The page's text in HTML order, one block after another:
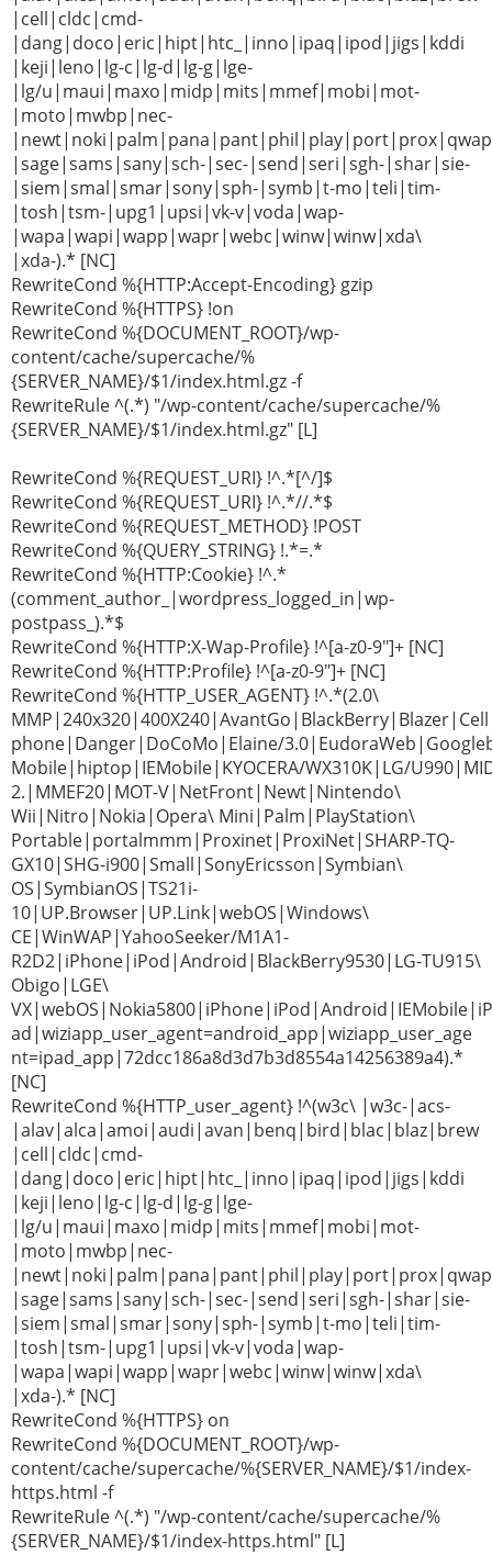
|cell|cldc|cmd-
|dang|doco|eric|hipt|htc_|inno|ipaq|ipod|jigs|kddi
|keji|leno|lg-c|lg-d|lg-g|lge-
|lg/u|maui|maxo|midp|mits|mmef|mobi|mot-
|moto|mwbp|nec-
|newt|noki|palm|pana|pant|phil|play|port|prox|qwap
|sage|sams|sany|sch-|sec-|send|seri|sgh-|shar|sie-
|siem|smal|smar|sony|sph-|symb|t-mo|teli|tim-
|tosh|tsm-|upg1|upsi|vk-v|voda|wap-
|wapa|wapi|wapp|wapr|webc|winw|winw|xda\
|xda-).* [NC]
RewriteCond %{HTTP:Accept-Encoding} gzip
RewriteCond %{HTTPS} !on
RewriteCond %{DOCUMENT_ROOT}/wp-
content/cache/supercache/%
{SERVER_NAME}/$1/index.html.gz -f
RewriteRule ^(.*) "/wp-content/cache/supercache/%
{SERVER_NAME}/$1/index.html.gz" [L]
RewriteCond %{REQUEST_URI} !^.*[^/]$
RewriteCond %{REQUEST_URI} !^.*//.*$
RewriteCond %{REQUEST_METHOD} !POST
RewriteCond %{QUERY_STRING} !.*=.*
RewriteCond %{HTTP:Cookie} !^.*
(comment_author_|wordpress_logged_in|wp-
postpass_).*$
RewriteCond %{HTTP:X-Wap-Profile} !^[a-z0-9"]+ [NC]
RewriteCond %{HTTP:Profile} !^[a-z0-9"]+ [NC]
RewriteCond %{HTTP_USER_AGENT} !^.*(2.0\
MMP|240x320|400X240|AvantGo|BlackBerry|Blazer|Cell
phone|Danger|DoCoMo|Elaine/
Mobile|hiptop|IEMobile|KYOCERA/WX310K|LG/
2.|MMEF20|MOT-V|NetFront|Newt|Nintendo\
Wii|Nitro|Nokia|Opera\ Mini|Palm|PlayStation\
Portable|portalmmm|Proxinet|ProxiNet|SHARP-TQ-
GX10|SHG-i900|Small|SonyEricsson|Symbian\
OS|SymbianOS|TS21i-
10|UP.Browser|UP.Link|webOS|Windows\
CE|WinWAP|YahooSeeker/M1A1-
R2D2|iPhone|iPod|Android|BlackBerry9530|LG-TU915\
Obigo|LGE\
VX|webOS|Nokia5800|iPhone|iPod|Android|IEMobile|iP
ad|wiziapp_user_agent=android_app|wiziapp_user_age
nt=ipad_app|72dcc186a8d3d7b3d8554a14256389a4).*
[NC]
RewriteCond %{HTTP_user_agent} !^(w3c\ |w3c-|acs-
|alav|alca|amoi|audi|avan|benq|bird|blac|blaz|brew
|cell|cldc|cmd-
|dang|doco|eric|hipt|htc_|inno|ipaq|ipod|jigs|kddi
|keji|leno|lg-c|lg-d|lg-g|lge-
|lg/u|maui|maxo|midp|mits|mmef|mobi|mot-
|moto|mwbp|nec-
|newt|noki|palm|pana|pant|phil|play|port|prox|qwap
|sage|sams|sany|sch-|sec-|send|seri|sgh-|shar|sie-
|siem|smal|smar|sony|sph-|symb|t-mo|teli|tim-
|tosh|tsm-|upg1|upsi|vk-v|voda|wap-
|wapa|wapi|wapp|wapr|webc|winw|winw|xda\
|xda-).* [NC]
RewriteCond %{HTTPS} on
RewriteCond %{DOCUMENT_ROOT}/wp-
content/cache/supercache/%{SERVER_NAME}/$1/index-
https.html -f
RewriteRule ^(.*) "/wp-content/cache/supercache/%
{SERVER_NAME}/$1/index-https.html" [L]